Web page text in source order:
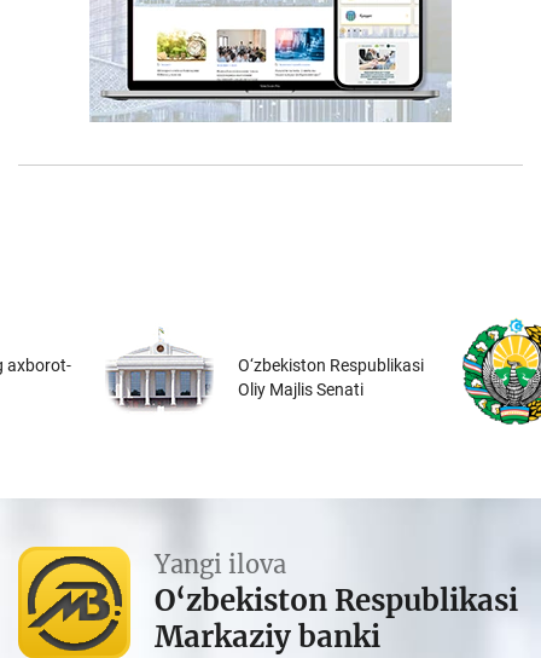
axborot-
O‘zbekiston Respublikasi
Oliy Majlis Senati
Yangi ilova
O‘zbekiston Respublikasi
Markaziy banki